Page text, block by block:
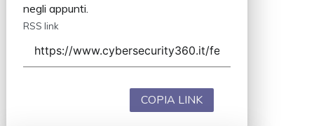
negli appunti.
RSS link
COPIA LINK